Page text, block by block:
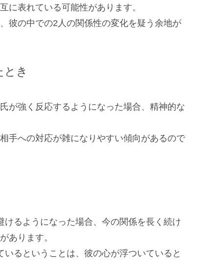
に表れている可能性があります。
彼の中での2人の関係性の変化を疑う余地が
き
が強く反応するようになった場合、精神的な
手への対応が雑になりやすい傾向があるので
るようになった場合、今の関係を長く続け
あります。
るということは、彼の心が浮ついていると